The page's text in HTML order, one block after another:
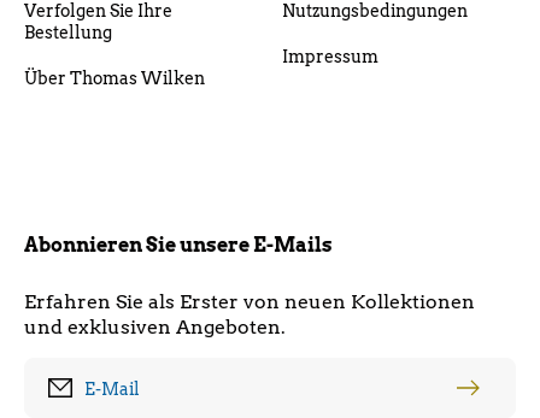
Verfolgen Sie Ihre
Bestellung
Über Thomas Wilken
Nutzungsbedingungen
Impressum
Abonnieren Sie unsere E-Mails
Erfahren Sie als Erster von neuen Kollektionen
und exklusiven Angeboten.
E-Mail